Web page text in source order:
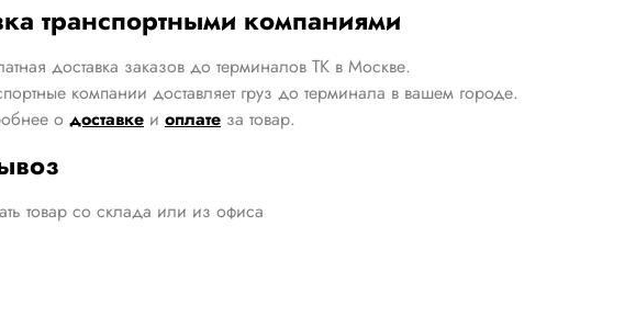
транспортными компаниями
доставка заказов до терминалов ТК в Москве.
компании доставляет груз до терминала в вашем городе.
о доставке и оплате за товар.
товар со склада или из офиса